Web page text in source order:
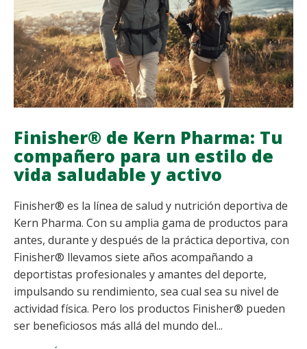
Finisher® de Kern Pharma: Tu
compañero para un estilo de
vida saludable y activo
Finisher® es la línea de salud y nutrición deportiva de
Kern Pharma. Con su amplia gama de productos para
antes, durante y después de la práctica deportiva, con
Finisher® llevamos siete años acompañando a
deportistas profesionales y amantes del deporte,
impulsando su rendimiento, sea cual sea su nivel de
actividad física. Pero los productos Finisher® pueden
ser beneficiosos más allá del mundo del...